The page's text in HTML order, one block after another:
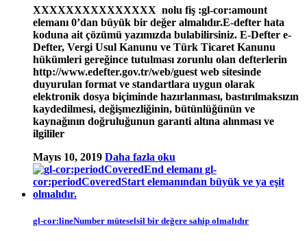
XXXXXXXXXXXXXXX nolu fiş :gl-cor:amount
elemanı 0’dan büyük bir değer almalıdır.E-defter hata
koduna ait çözümü yazımızda bulabilirsiniz. E-Defter e-
Defter, Vergi Usul Kanunu ve Türk Ticaret Kanunu
hükümleri gereğince tutulması zorunlu olan defterlerin
http://www.edefter.gov.tr/web/guest web sitesinde
duyurulan format ve standartlara uygun olarak
elektronik dosya biçiminde hazırlanması, bastırılmaksızın
kaydedilmesi, değişmezliğinin, bütünlüğünün ve
kaynağının doğruluğunun garanti altına alınması ve
ilgililer
Mayıs 10, 2019 Daha fazla oku
gl-cor:lineNumber müteselsil bir değere sahip olmalıdır